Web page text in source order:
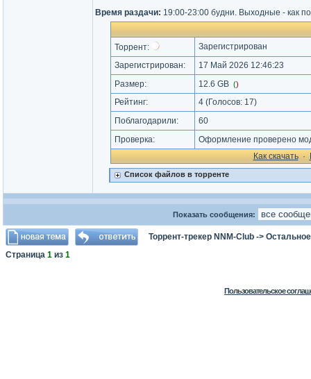
Время раздачи: 19:00-23:00 будни. Выходные - как
Торрент:
Зарегистрирован
Зарегистрирован:
17 Май 2026 12:46:23
Размер:
12.6 GB ()
Рейтинг: 4(Голосов: 17)
Поблагодарили:
60
Проверка:
Оформление проверено
Как cкачать·
Список файлов в торренте
Показать сообщения:
Торрент-трекер NNM-Club -> Остальное
Страница 1 из 1
Пользовательское